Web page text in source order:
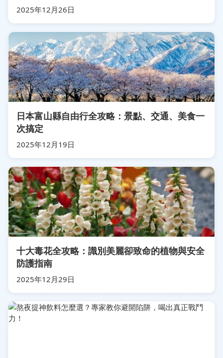
2025年12月26日
日本富山縣自由行全攻略：景點、交通、美食一
次搞定
2025年12月19日
十大毒花全攻略：識別美麗卻致命的植物與安全
防護指南
2025年12月29日